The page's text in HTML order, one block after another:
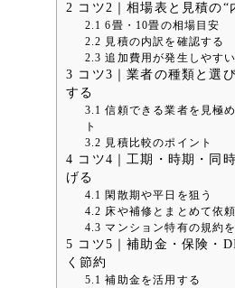
2 コツ2｜相場表と見積の“
2.1 6畳・10畳の相場目安
2.2 見積の内訳を確認する
2.3 追加費用が発生しやす
3 コツ3｜業者の種類と選
する
3.1 信頼できる業者を見極
ト
3.2 見積比較のポイント
4 コツ4｜工期・時期・同
げる
4.1 閑散期や平日を狙う
4.2 床や補修とまとめて依
4.3 マンション特有の規約
5 コツ5｜補助金・保険・
く節約
5.1 補助金を活用する